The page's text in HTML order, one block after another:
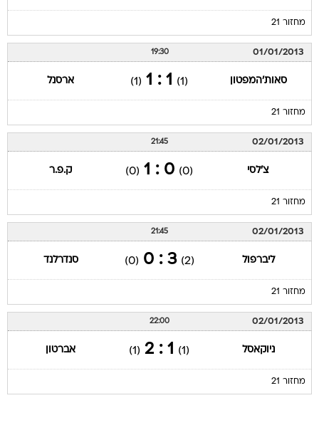
מחזור 21
01/01/2013
19:30
סאות'המפטון (1)
1 : 1
(1) ארסנל
מחזור 21
02/01/2013
21:45
צ'לסי (0)
0 : 1
(0) ק.פ.ר
מחזור 21
02/01/2013
21:45
ליברפול (2)
3 : 0
(0) סנדרלנד
מחזור 21
02/01/2013
22:00
ניוקאסל (1)
1 : 2
(1) אברטון
מחזור 21